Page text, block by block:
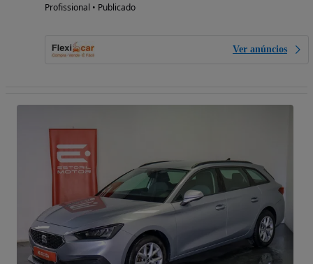
Profissional • Publicado
Ver anúncios